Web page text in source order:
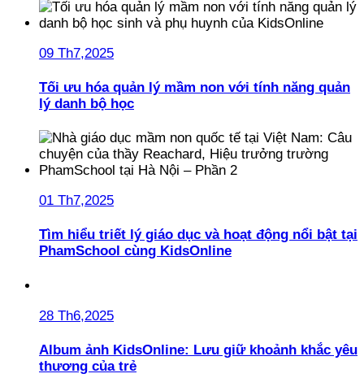
09 Th7,2025
Tối ưu hóa quản lý mầm non với tính năng quản
lý danh bộ học
01 Th7,2025
Tìm hiểu triết lý giáo dục và hoạt động nổi bật tại
PhamSchool cùng KidsOnline
28 Th6,2025
Album ảnh KidsOnline: Lưu giữ khoảnh khắc yêu
thương của trẻ